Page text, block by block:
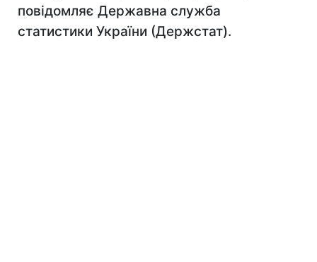
повідомляє Державна служба
статистики України (Держстат).